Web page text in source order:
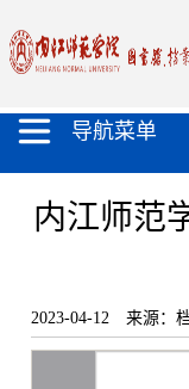
导航菜单
内江师范
2023-04-12 来源：